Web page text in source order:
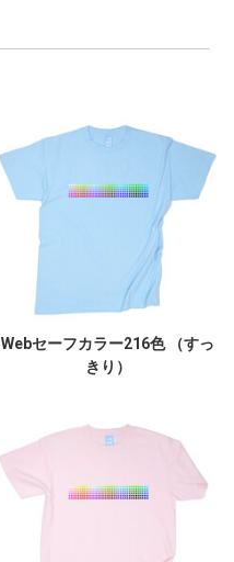
Webセーフカラー216色 （すっ
きり）